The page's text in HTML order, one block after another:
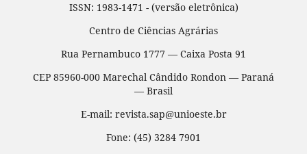
ISSN: 1983-1471 - (versão eletrônica)
Centro de Ciências Agrárias
Rua Pernambuco 1777 — Caixa Posta 91
CEP 85960-000 Marechal Cândido Rondon — Paraná
— Brasil
E-mail: revista.sap@unioeste.br
Fone: (45) 3284 7901